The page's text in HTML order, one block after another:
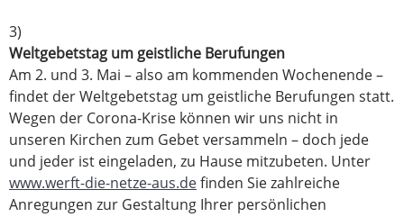
3)
Weltgebetstag um geistliche Berufungen
Am 2. und 3. Mai – also am kommenden Wochenende –
findet der Weltgebetstag um geistliche Berufungen statt.
Wegen der Corona-Krise können wir uns nicht in
unseren Kirchen zum Gebet versammeln – doch jede
und jeder ist eingeladen, zu Hause mitzubeten. Unter
www.werft-die-netze-aus.definden Sie zahlreiche
Anregungen zur Gestaltung Ihrer persönlichen